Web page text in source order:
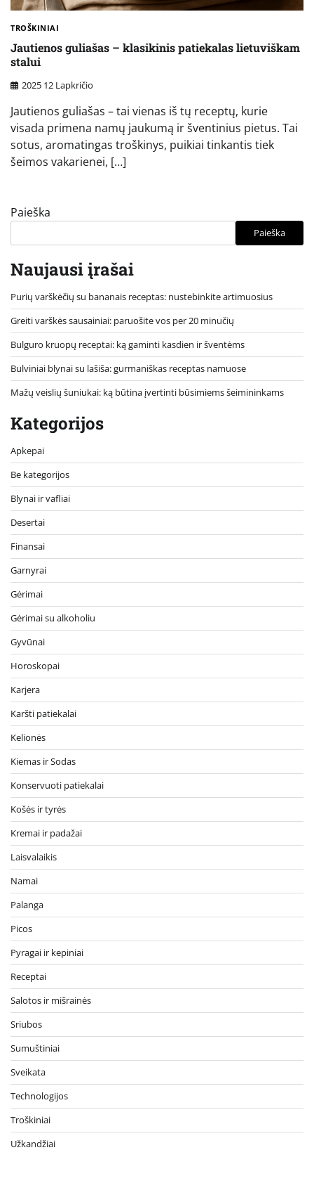
TROŠKINIAI
Jautienos guliašas – klasikinis patiekalas lietuviškam
stalui
2025 12 Lapkričio
Jautienos guliašas – tai vienas iš tų receptų, kurie
visada primena namų jaukumą ir šventinius pietus. Tai
sotus, aromatingas troškinys, puikiai tinkantis tiek
šeimos vakarienei, […]
Paieška
Paieška
Naujausi įrašai
Purių varškėčių su bananais receptas: nustebinkite artimuosius
Greiti varškės sausainiai: paruošite vos per 20 minučių
Bulguro kruopų receptai: ką gaminti kasdien ir šventėms
Bulviniai blynai su lašiša: gurmaniškas receptas namuose
Mažų veislių šuniukai: ką būtina įvertinti būsimiems šeimininkams
Kategorijos
Apkepai
Be kategorijos
Blynai ir vafliai
Desertai
Finansai
Garnyrai
Gėrimai
Gėrimai su alkoholiu
Gyvūnai
Horoskopai
Karjera
Karšti patiekalai
Kelionės
Kiemas ir Sodas
Konservuoti patiekalai
Košės ir tyrės
Kremai ir padažai
Laisvalaikis
Namai
Palanga
Picos
Pyragai ir kepiniai
Receptai
Salotos ir mišrainės
Sriubos
Sumuštiniai
Sveikata
Technologijos
Troškiniai
Užkandžiai